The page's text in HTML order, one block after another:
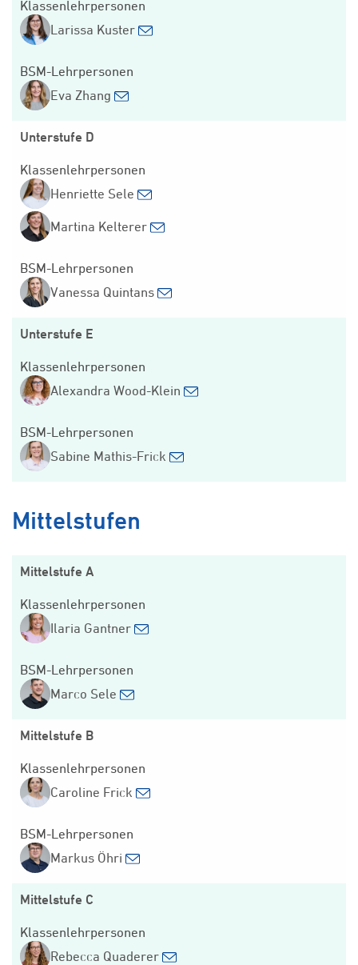
Klassenlehrpersonen
Larissa Kuster
BSM-Lehrpersonen
Eva Zhang
Unterstufe D
Klassenlehrpersonen
Henriette Sele
Martina Kelterer
BSM-Lehrpersonen
Vanessa Quintans
Unterstufe E
Klassenlehrpersonen
Alexandra Wood-Klein
BSM-Lehrpersonen
Sabine Mathis-Frick
Mittelstufen
Mittelstufe A
Klassenlehrpersonen
Ilaria Gantner
BSM-Lehrpersonen
Marco Sele
Mittelstufe B
Klassenlehrpersonen
Caroline Frick
BSM-Lehrpersonen
Markus Öhri
Mittelstufe C
Klassenlehrpersonen
Rebecca Quaderer